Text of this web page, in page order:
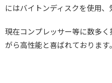
にはバイトンディスクを使用、
現在コンプレッサー等に数多
がら高性能と喜ばれております。